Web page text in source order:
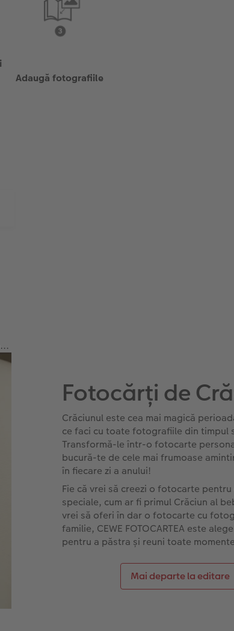
Adaugă fotografiile
Fotocărți de
Crăciunul este cea mai magică
ce faci cu toate fotografiile din timpul
Transformă-le într-o fotocarte
bucură-te de cele mai frumoase
în fiecare zi a anului!
Fie că vrei să creezi o fotocarte pentru
speciale, cum ar fi primul Crăciun al
vrei să oferi în dar o fotocarte cu
familie, CEWE FOTOCARTEA este
pentru a păstra și reuni toate
Mai departe la editare